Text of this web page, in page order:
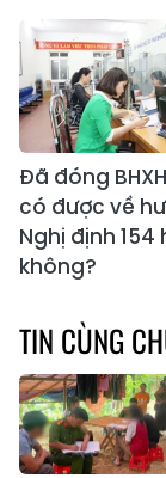
Đã đóng
có được về
Nghị định 154
không?
TIN CÙNG